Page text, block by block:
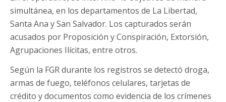
simultánea, en los departamentos de La Libertad,
Santa Ana y San Salvador. Los capturados serán
acusados por Proposición y Conspiración, Extorsión,
Agrupaciones Ilícitas, entre otros.
Según la FGR durante los registros se detectó droga,
armas de fuego, teléfonos celulares, tarjetas de
crédito y documentos como evidencia de los crímenes